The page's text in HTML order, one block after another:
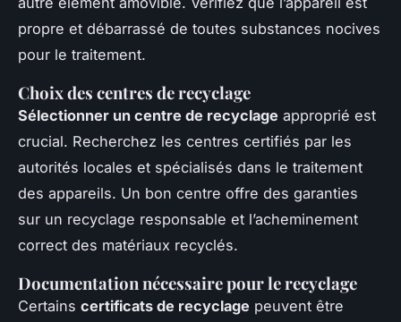
propre et débarrassé de toutes substances nocives
pour le traitement.
Choix des centres de recyclage
Sélectionner un centre de recyclage approprié est
crucial. Recherchez les centres certifiés par les
autorités locales et spécialisés dans le traitement
des appareils. Un bon centre offre des garanties
sur un recyclage responsable et l’acheminement
correct des matériaux recyclés.
Documentation nécessaire pour le recyclage
Certains certificats de recyclage peuvent être